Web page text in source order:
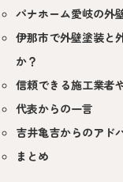
パナホーム愛岐の外
伊那市で外壁塗装と
か？
信頼できる施工業者
代表からの一言
吉井亀吉からのアド
まとめ